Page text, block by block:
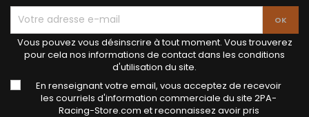
Vous pouvez vous désinscrire à tout moment. Vous trouverez
pour cela nos informations de contact dans les conditions
d'utilisation du site.
En renseignant votre email, vous acceptez de recevoir
les courriels d'information commerciale du site 2PA-
Racing-Store.com et reconnaissez avoir pris